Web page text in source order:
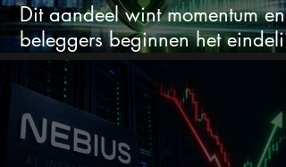
Dit aandeel wint momentum en
beleggers beginnen het eindelijk
te zien